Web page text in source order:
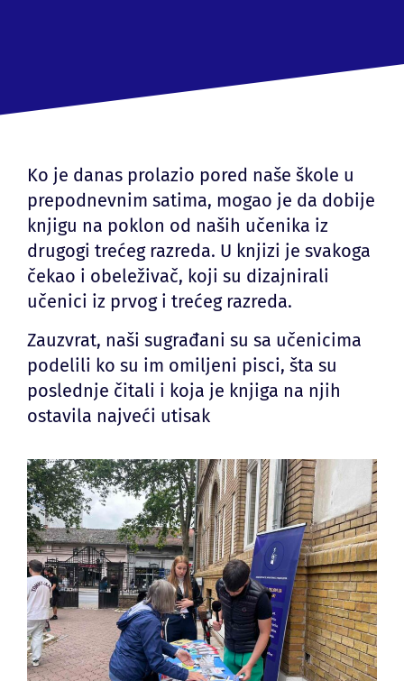
Ko je danas prolazio pored naše škole u
prepodnevnim satima, mogao je da dobije
knjigu na poklon od naših učenika iz
drugogi trećeg razreda. U knjizi je svakoga
čekao i obeleživač, koji su dizajnirali
učenici iz prvog i trećeg razreda.
Zauzvrat, naši sugrađani su sa učenicima
podelili ko su im omiljeni pisci, šta su
poslednje čitali i koja je knjiga na njih
ostavila najveći utisak